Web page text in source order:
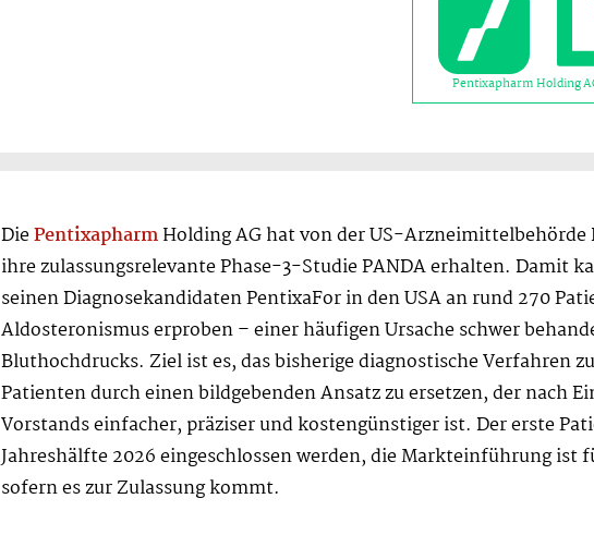
Pentixapharm Holding
DiePentixapharmHolding AG hat von der US-Arzneimittelbehörde
ihre zulassungsrelevante Phase-3-Studie PANDA erhalten. Damit
seinen Diagnosekandidaten PentixaFor in den USA an rund 270
Aldosteronismus erproben – einer häufigen Ursache schwer
Bluthochdrucks. Ziel ist es, das bisherige diagnostische Verfahren
Patienten durch einen bildgebenden Ansatz zu ersetzen, der nach
Vorstands einfacher, präziser und kostengünstiger ist. Der erste
Jahreshälfte 2026 eingeschlossen werden, die Markteinführung ist
sofern es zur Zulassung kommt.